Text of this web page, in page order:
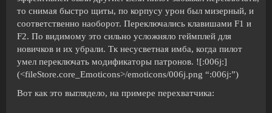
то снимая быстро щиты, по корпусу урон был мизерный, и
соответственно наоборот. Переключались клавишами F1 и
F2. По видимому это сильно усложняло геймплей для
новичков и их убрали. Тк несусветная имба, когда пилот
умел переключать модификаторы патронов. ![:006j:]
(<fileStore.core_Emoticons>/emoticons/006j.png “:006j:”)
Вот как это выглядело, на примере перехватчика: